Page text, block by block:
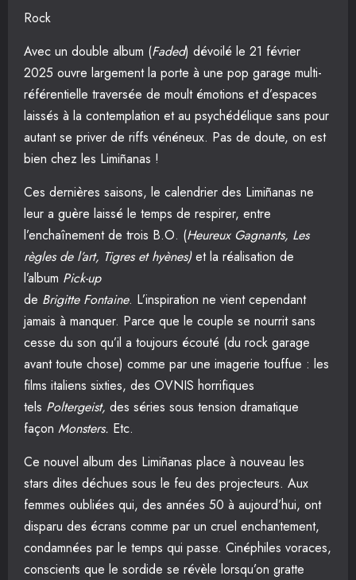
Rock
Avec un double album (Faded) dévoilé le 21 février
2025 ouvre largement la porte à une pop garage multi-
référentielle traversée de moult émotions et d’espaces
laissés à la contemplation et au psychédélique sans pour
autant se priver de riffs vénéneux. Pas de doute, on est
bien chez les Limiñanas !
Ces dernières saisons, le calendrier des Limiñanas ne
leur a guère laissé le temps de respirer, entre
l’enchaînement de trois B.O. (Heureux Gagnants, Les
règles de l’art, Tigres et hyènes)et la réalisation de
l’album Pick-up
de Brigitte Fontaine. L’inspiration ne vient cependant
jamais à manquer. Parce que le couple se nourrit sans
cesse du son qu’il a toujours écouté (du rock garage
avant toute chose) comme par une imagerie touffue : les
films italiens sixties, des OVNIS horrifiques
tels Poltergeist, des séries sous tension dramatique
façon Monsters. Etc.
Ce nouvel album des Limiñanas place à nouveau les
stars dites déchues sous le feu des projecteurs. Aux
femmes oubliées qui, des années 50 à aujourd’hui, ont
disparu des écrans comme par un cruel enchantement,
condamnées par le temps qui passe. Cinéphiles voraces,
conscients que le sordide se révèle lorsqu’on gratte